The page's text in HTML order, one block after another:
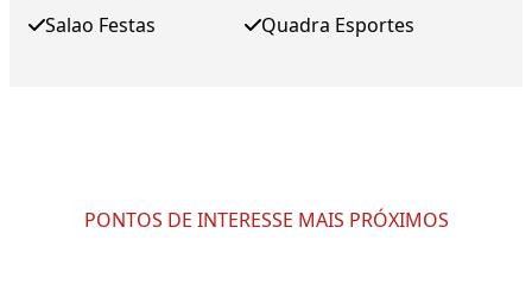
Salao Festas
Quadra Esportes
PONTOS DE INTERESSE MAIS PRÓXIMOS